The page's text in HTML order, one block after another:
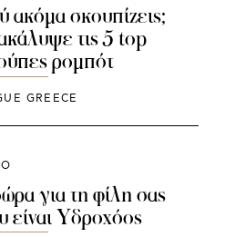
ακόμα σκουπίζεις;
τις 5 top
ρομπότ
GREECE
για τη φίλη σας
είναι Υδροχόος